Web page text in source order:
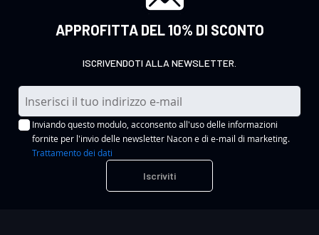
APPROFITTA DEL 10% DI SCONTO
ISCRIVENDOTI ALLA NEWSLETTER.
I
s
c
Inviando questo modulo, acconsento all'uso delle informazioni
fornite per l'invio delle newsletter Nacon e di e-mail di marketing.
Trattamento dei dati
Iscriviti